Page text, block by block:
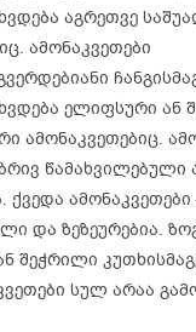
აგრეთვე
ამონაკვეთები
ელიფსური ან
ამონაკვეთებიც.
წამახვილებული
და ზეზეურებია.
შეჭრილი
სულ არაა